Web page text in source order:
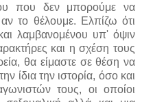
που δεν μπορούμε να
το θέλουμε. Ελπίζω ότι
λαμβανομένου υπ' όψιν
και η σχέση τους
θα είμαστε σε θέση να
ίδια την ιστορία, όσο και
τους, οι οποίοι